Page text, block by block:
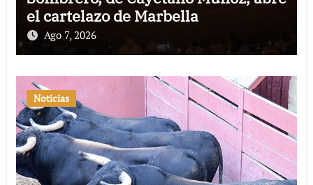
el cartelazo de Marbella
Ago 7, 2026
Noticias